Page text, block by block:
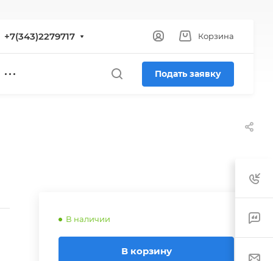
+7(343)2279717 Корзина
Подать заявку
В наличии
В корзину